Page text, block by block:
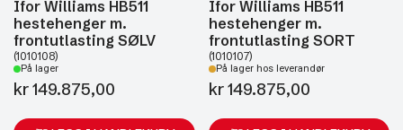
Ifor Williams HB511
hestehenger m.
frontutlasting SØLV
(1010108)
På lager
kr149.875,00
Ifor Williams HB511
hestehenger m.
frontutlasting SORT
(1010107)
På lager hos leverandør
kr149.875,00